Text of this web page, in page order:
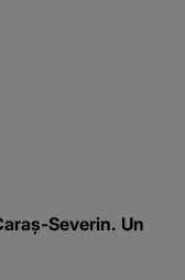
Severin. Un